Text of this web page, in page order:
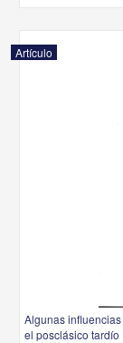
Artículo
Algunas
el posclásico tardío